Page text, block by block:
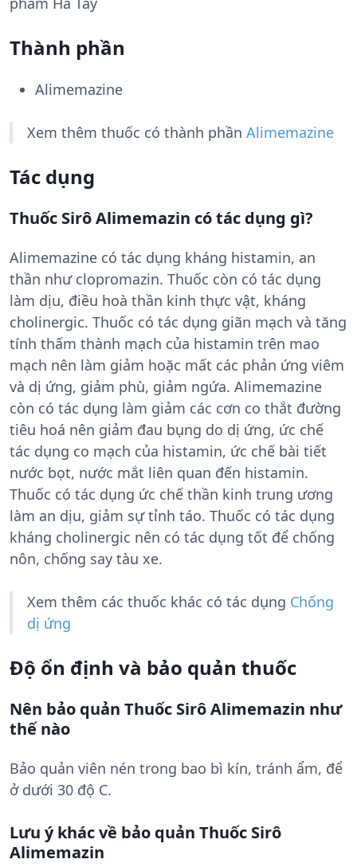
Thành phần
Alimemazine
Xem thêm thuốc có thành phần Alimemazine
Tác dụng
Thuốc Sirô Alimemazin có tác dụng gì?
Alimemazine có tác dụng kháng histamin, an
thần như clopromazin. Thuốc còn có tác dụng
làm dịu, điều hoà thần kinh thực vật, kháng
cholinergic. Thuốc có tác dụng giãn mạch và tăng
tính thấm thành mạch của histamin trên mao
mạch nên làm giảm hoặc mất các phản ứng viêm
và dị ứng, giảm phù, giảm ngứa. Alimemazine
còn có tác dụng làm giảm các cơn co thắt đường
tiêu hoá nên giảm đau bụng do dị ứng, ức chế
tác dụng co mạch của histamin, ức chế bài tiết
nước bọt, nước mắt liên quan đến histamin.
Thuốc có tác dụng ức chế thần kinh trung ương
làm an dịu, giảm sự tỉnh táo. Thuốc có tác dụng
kháng cholinergic nên có tác dụng tốt để chống
nôn, chống say tàu xe.
Xem thêm các thuốc khác có tác dụng Chống
dị ứng
Độ ổn định và bảo quản thuốc
Nên bảo quản Thuốc Sirô Alimemazin như
thế nào
Bảo quản viên nén trong bao bì kín, tránh ẩm, để
ở dưới 30 độ C.
Lưu ý khác về bảo quản Thuốc Sirô
Alimemazin